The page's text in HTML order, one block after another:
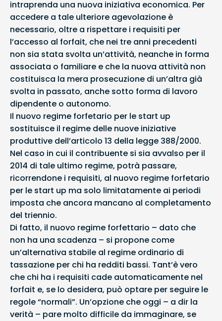
intraprenda una nuova iniziativa economica. Per
accedere a tale ulteriore agevolazione è
necessario, oltre a rispettare i requisiti per
l’accesso al forfait, che nei tre anni precedenti
non sia stata svolta un’attività, neanche in forma
associata o familiare e che la nuova attività non
costituisca la mera prosecuzione di un’altra già
svolta in passato, anche sotto forma di lavoro
dipendente o autonomo.
Il nuovo regime forfetario per le start up
sostituisce il regime delle nuove iniziative
produttive dell’articolo 13 della legge 388/2000.
Nel caso in cui il contribuente si sia avvalso per il
2014 di tale ultimo regime, potrà passare,
ricorrendone i requisiti, al nuovo regime forfetario
per le start up ma solo limitatamente ai periodi
imposta che ancora mancano al completamento
del triennio.
Di fatto, il nuovo regime forfettario – dato che
non ha una scadenza – si propone come
un’alternativa stabile al regime ordinario di
tassazione per chi ha redditi bassi. Tant’è vero
che chi ha i requisiti cade automaticamente nel
forfait e, se lo desidera, può optare per seguire le
regole “normali”. Un’opzione che oggi – a dir la
verità – pare molto difficile da immaginare, se